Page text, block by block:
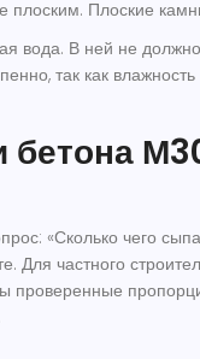
плоским. Плоские
вода. В ней не
так как
«Сколько чего
Для частного